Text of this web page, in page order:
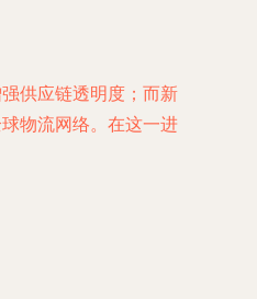
供应链透明度；而新
物流网络。在这一进